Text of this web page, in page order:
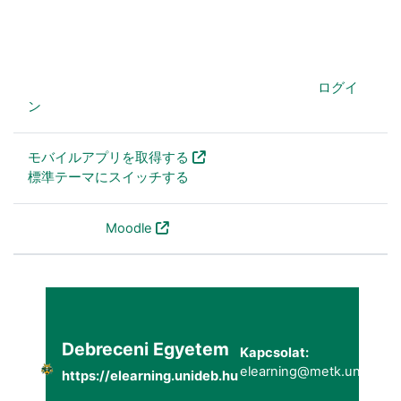
ログイ
ン
モバイルアプリを取得する
標準テーマにスイッチする
Moodle
Debreceni Egyetem
https://elearning.unideb.hu
Kapcsolat: